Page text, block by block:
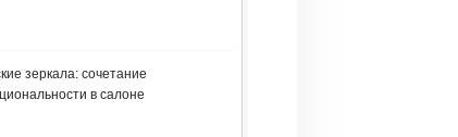
зеркала: сочетание
в салоне